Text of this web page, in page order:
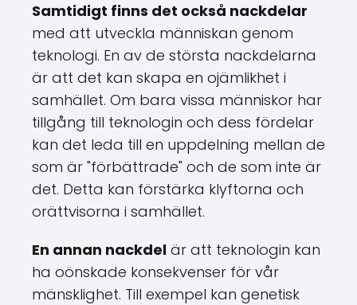
Samtidigt finns det också nackdelar
med att utveckla människan genom
teknologi. En av de största nackdelarna
är att det kan skapa en ojämlikhet i
samhället. Om bara vissa människor har
tillgång till teknologin och dess fördelar
kan det leda till en uppdelning mellan de
som är "förbättrade" och de som inte är
det. Detta kan förstärka klyftorna och
orättvisorna i samhället.
En annan nackdel är att teknologin kan
ha oönskade konsekvenser för vår
mänsklighet. Till exempel kan genetisk